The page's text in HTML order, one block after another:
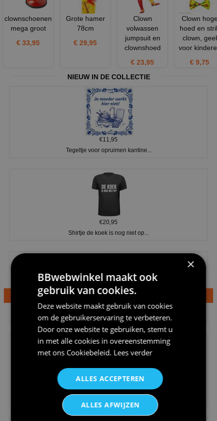
clownschoenen
mega groot
€ 33,95
Grote hamer
78cm
€ 29,95
Clown
volwassen
jumpsuit en
clownshoed
€ 23,95
Clown
hoed en
clown, geel
voor
€ 9,75
NIEUW IN DE COLLECTIE
€11,95
Tegeltje voor opruimen kantine...
€20,95
Shirtje de koek is nog niet op...
€24,95
Dames v hals t-shirt prinses v...
Koningsdag shirt heren v-hals ...
×
BBwebwinkel maakt ook
gebruik van cookies.
Deze website maakt gebruik van cookies
om de gebruikerservaring te verbeteren.
Door onze website te gebruiken, stemt u
in met alle cookies in overeenstemming
met ons Cookiebeleid. Lees verder
ALLES ACCEPTEREN
ALLES AFWIJZEN